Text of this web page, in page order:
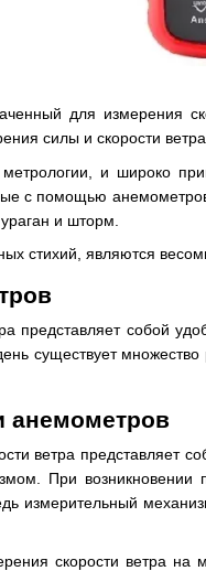
для измерения
силы и скорости
и широко
с помощью
и шторм.
стихий, являются
представляет собой
существует
анемометров
ветра
При возникновении
измерительный
скорости ветра на